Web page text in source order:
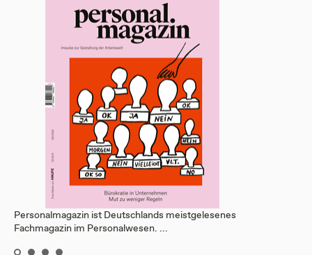
Personalmagazin ist Deutschlands meistgelesenes
Fachmagazin im Personalwesen. ...